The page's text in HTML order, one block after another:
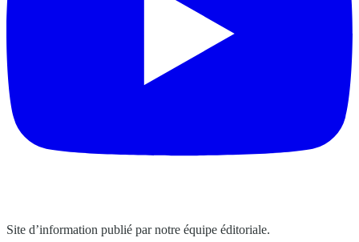
Site d’information publié par notre équipe éditoriale.